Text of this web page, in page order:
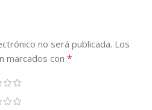
no será publicada. Los
marcados con *